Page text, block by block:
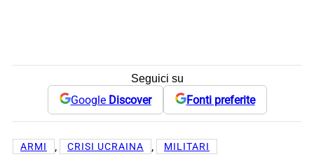
Seguici su
Google Discover Fonti preferite
ARMI , CRISI UCRAINA , MILITARI